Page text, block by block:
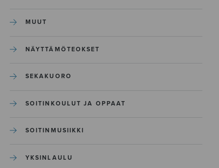
MUUT
NÄYTTÄMÖTEOKSET
SEKAKUORO
SOITINKOULUT JA OPPAAT
SOITINMUSIIKKI
YKSINLAULU